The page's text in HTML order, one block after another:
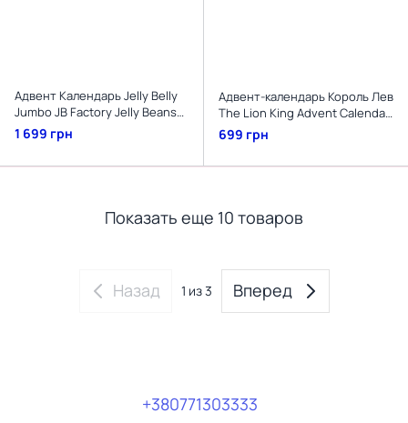
Адвент Календарь Jelly Belly
Jumbo JB Factory Jelly Beans
желейные бобы 192 г.
1 699 грн
Адвент-календарь Король Лев
The Lion King Advent Calendar
с пастилой и татуировками 180
г.
699 грн
Показать еще 10 товаров
Назад 1 из 3 Вперед
+380771303333